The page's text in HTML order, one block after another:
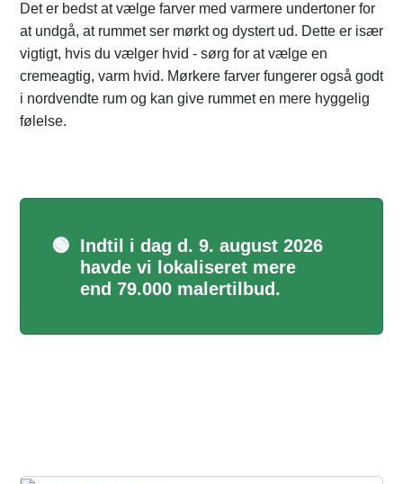
Det er bedst at vælge farver med varmere undertoner for
at undgå, at rummet ser mørkt og dystert ud. Dette er især
vigtigt, hvis du vælger hvid - sørg for at vælge en
cremeagtig, varm hvid. Mørkere farver fungerer også godt
i nordvendte rum og kan give rummet en mere hyggelig
følelse.
🟢 Indtil i dag d. 9. august 2026
havde vi lokaliseret mere
end 79.000 malertilbud.